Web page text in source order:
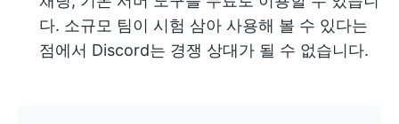
다. 소규모 팀이 시험 삼아 사용해 볼 수 있다는
점에서 Discord는 경쟁 상대가 될 수 없습니다.